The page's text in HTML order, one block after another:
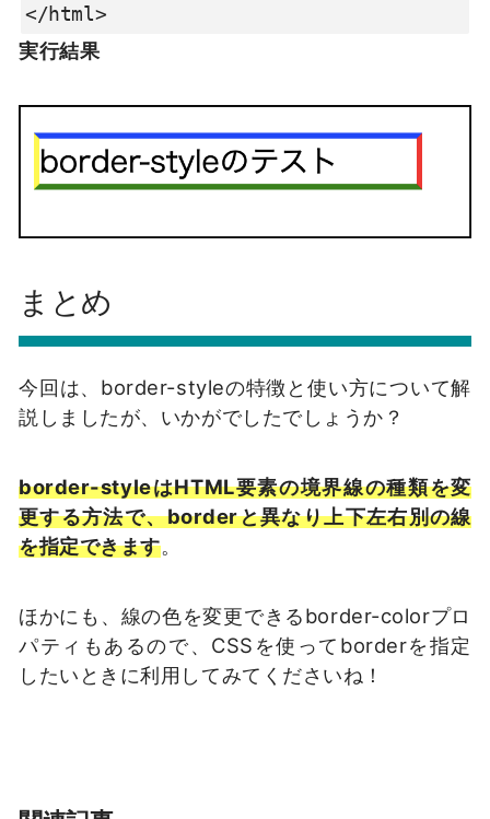
</html>
実行結果
まとめ
今回は、border-styleの特徴と使い方について解
説しましたが、いかがでしたでしょうか？
border-styleはHTML要素の境界線の種類を変
更する方法で、borderと異なり上下左右別の線
を指定できます。
ほかにも、線の色を変更できるborder-colorプロ
パティもあるので、CSSを使ってborderを指定
したいときに利用してみてくださいね！